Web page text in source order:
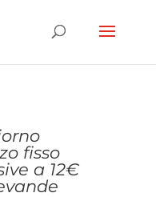
fisso
a 12€